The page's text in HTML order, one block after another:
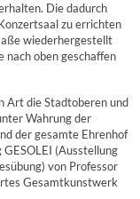
Die dadurch
zu errichten
wiederhergestellt
nach oben geschaffen
Art die Stadtoberen und
Wahrung der
der gesamte Ehrenhof
(Ausstellung
von Professor
Gesamtkunstwerk